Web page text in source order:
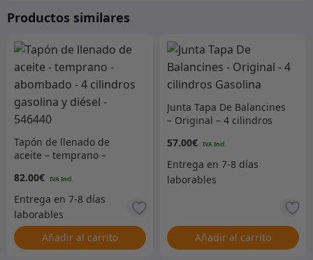
Productos similares
Tapón de llenado de
aceite – temprano –
gasolina y diésel – 546440
82.00€
Añadir al carrito
Junta Tapa De Balancines
– Original – 4 cilindros
57.00€
Añadir al carrito